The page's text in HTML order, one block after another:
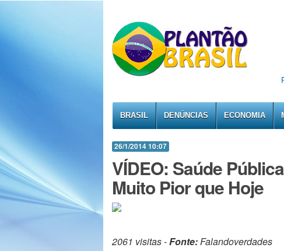
BRASIL DENÚNCIAS ECONOMIA
26/1/2014 10:07
VÍDEO: Saúde
Muito Pior que Hoje
2061 visitas -Fonte:Falandoverdades